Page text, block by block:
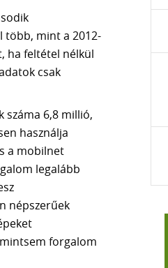
több, mint a 2012-
ha feltétel nélkül
csak
6,8 millió,
használja
a mobilnet
legalább
népszerűek
forgalom